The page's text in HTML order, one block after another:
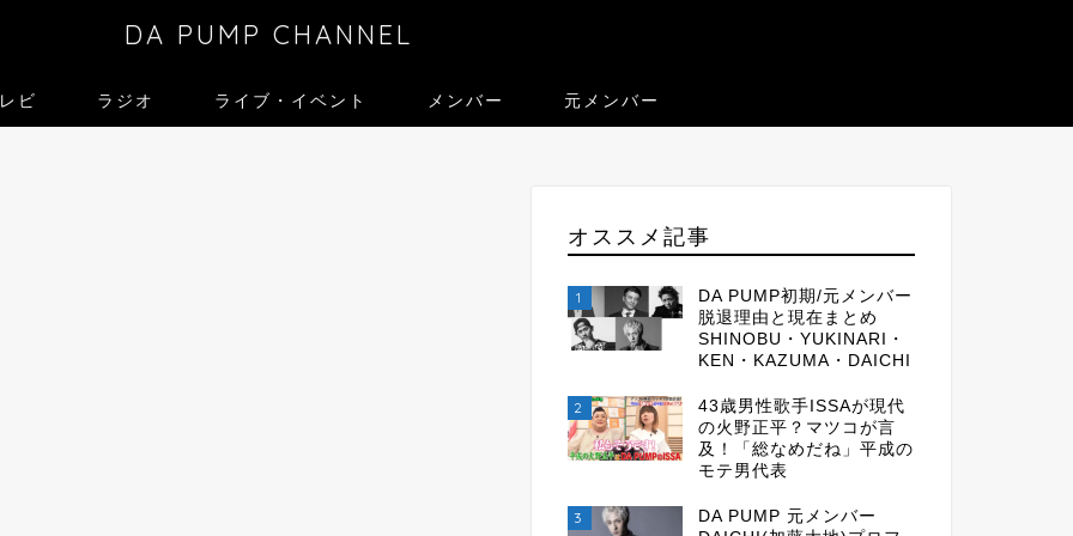
DA PUMP CHANNEL
ビ ラジオ ライブ・イベント メンバー 元メンバー
オススメ記事
1
DA PUMP初期/元メンバー
脱退理由と現在まとめ
SHINOBU・YUKINARI・
KEN・KAZUMA・DAICHI
2
43歳男性歌手ISSAが現代
の火野正平？マツコが言
及！「総なめだね」平成の
モテ男代表
3
DA PUMP 元メンバー